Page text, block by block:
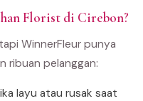
Florist di Cirebon?
WinnerFleur punya
ribuan pelanggan:
layu atau rusak saat